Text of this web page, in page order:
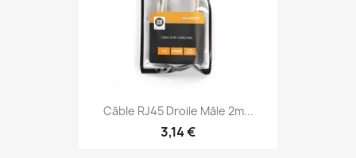
Câble RJ45 Droile Mâle 2m...
3,14 €